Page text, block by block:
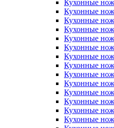
Кухонные
Кухонные
Кухонные
Кухонные
Кухонные
Кухонные
Кухонные
Кухонные
Кухонные
Кухонные
Кухонные
Кухонные
Кухонные
Кухонные